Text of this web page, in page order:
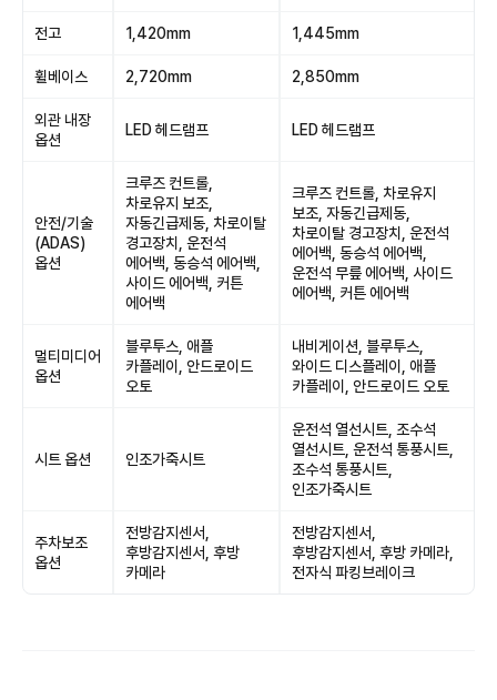
전고 1,420mm 1,445mm
휠베이스 2,720mm 2,850mm
외관 내장
옵션
LED 헤드램프 LED 헤드램프
안전/기술
(ADAS)
옵션
크루즈 컨트롤,
차로유지 보조,
자동긴급제동, 차로이탈
경고장치, 운전석
에어백, 동승석 에어백,
사이드 에어백, 커튼
에어백
크루즈 컨트롤, 차로유지
보조, 자동긴급제동,
차로이탈 경고장치, 운전석
에어백, 동승석 에어백,
운전석 무릎 에어백, 사이드
에어백, 커튼 에어백
멀티미디어
옵션
블루투스, 애플
카플레이, 안드로이드
오토
내비게이션, 블루투스,
와이드 디스플레이, 애플
카플레이, 안드로이드 오토
시트 옵션 인조가죽시트
운전석 열선시트, 조수석
열선시트, 운전석 통풍시트,
조수석 통풍시트,
인조가죽시트
주차보조
옵션
전방감지센서,
후방감지센서, 후방
카메라
전방감지센서,
후방감지센서, 후방 카메라,
전자식 파킹브레이크